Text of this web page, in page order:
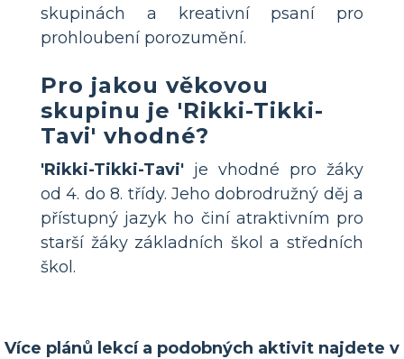
skupinách a kreativní psaní pro
prohloubení porozumění.
Pro jakou věkovou
skupinu je 'Rikki-Tikki-
Tavi' vhodné?
'Rikki-Tikki-Tavi' je vhodné pro žáky
od 4. do 8. třídy. Jeho dobrodružný děj a
přístupný jazyk ho činí atraktivním pro
starší žáky základních škol a středních
škol.
Více plánů lekcí a podobných aktivit najdete v